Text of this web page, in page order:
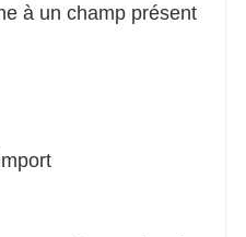
à un champ présent